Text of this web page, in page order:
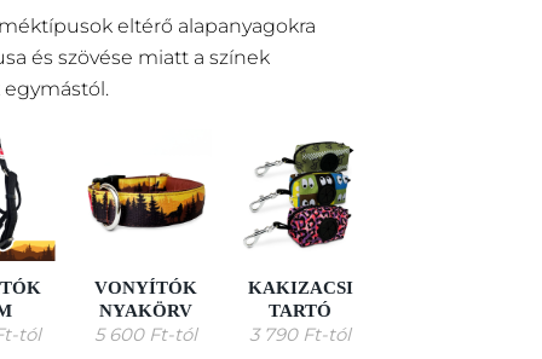
eltérő alapanyagokra
és szövése miatt a színek
-tól
VONYÍTÓK
NYAKÖRV
5 600 Ft-tól
KAKIZACSI
TARTÓ
3 790 Ft-tól